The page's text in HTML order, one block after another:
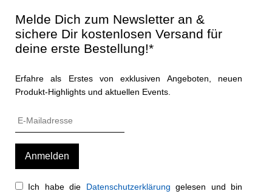
Melde Dich zum Newsletter an &
sichere Dir kostenlosen Versand für
deine erste Bestellung!*
Erfahre als Erstes von exklusiven Angeboten, neuen
Produkt-Highlights und aktuellen Events.
Ich habe die Datenschutzerklärung gelesen und bin